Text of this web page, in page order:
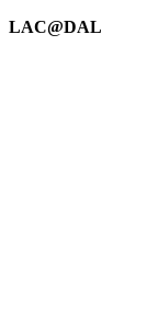
LAC@DAL